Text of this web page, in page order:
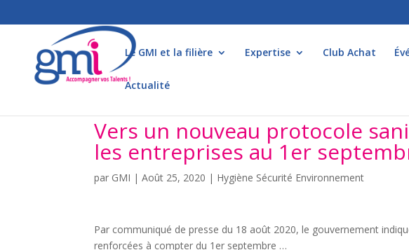
Le GMI et la filière Expertise Club Achat
Actualité
Vers un nouveau protocole
les entreprises au 1er
par GMI |Août 25, 2020 | Hygiène Sécurité Environnement
Par communiqué de presse du 18 août 2020, le gouvernement
renforcées à compter du 1er septembre …